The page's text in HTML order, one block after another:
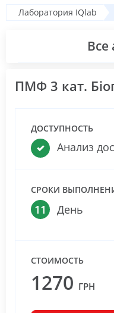
Лаборатория IQlab
Все
ПМФ 3 кат.
ДОСТУПНОСТЬ
Анализ
СРОКИ
11 День
СТОИМОСТЬ
1270 ГРН